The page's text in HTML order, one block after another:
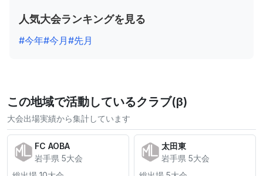
人気大会ランキングを見る
#今年#今月#先月
この地域で活動しているクラブ(β)
大会出場実績から集計しています
FC AOBA
岩手県 5大会
太田東
岩手県 5大会